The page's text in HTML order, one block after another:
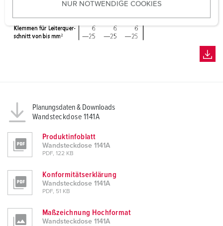
w
a
h
NUR NOTWENDIGE COOKIES
Planungsdaten & Downloads
Wandsteckdose 1141A
Produktinfoblatt
Wandsteckdose 1141A
PDF, 122 KB
Konformitätserklärung
Wandsteckdose 1141A
PDF, 51 KB
Maßzeichnung Hochformat
Wandsteckdose 1141A